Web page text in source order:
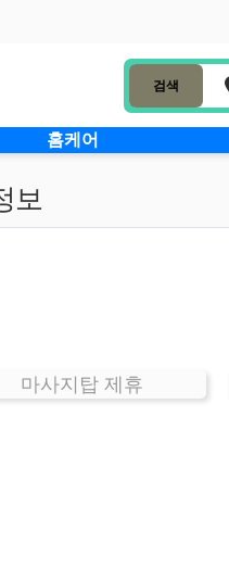
검색
홈케어
보
마사지탑 제휴